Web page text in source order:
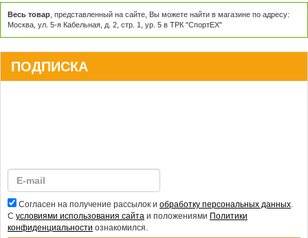
Весь товар , представленный на сайте, Вы можете найти в магазине по адресу:
Москва, ул. 5-я Кабельная, д. 2, стр. 1, ур. 5 в ТРК "СпортЕХ"
ПОДПИСКА
Согласен на получение рассылок и обработку персональных данных
С условиями использования сайта и положениями Политики
конфиденциальности ознакомился.